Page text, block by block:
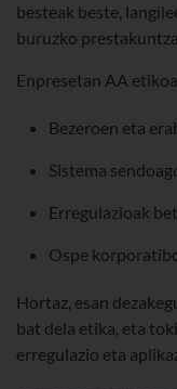
besteak beste,
buruzko
Enpresetan AA
Bezeroen eta
Sistema
Erregulazioak
Ospe
Hortaz, esan
bat dela etika, eta
erregulazio eta